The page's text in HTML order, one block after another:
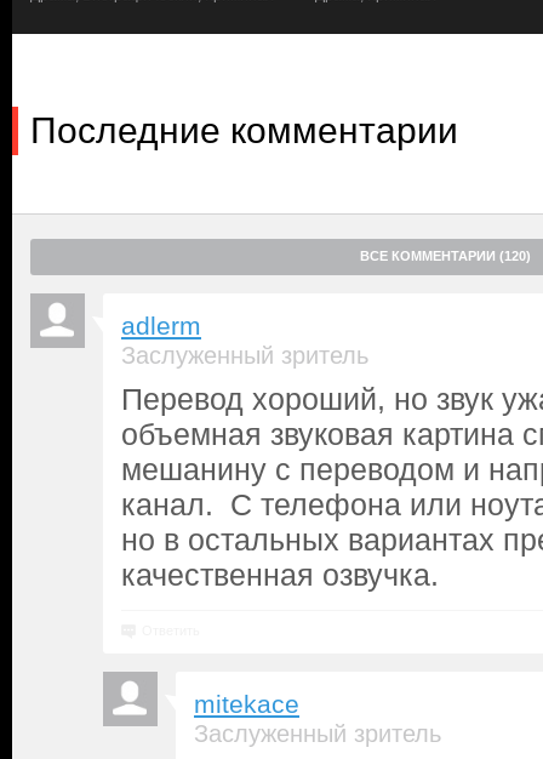
Последние комментарии
ВСЕ КОММЕНТАРИИ (120)
adlerm
Заслуженный зритель
Перевод хороший, но звук
объемная звуковая картина
мешанину с переводом и
канал. С телефона или
но в остальных вариантах
качественная озвучка.
mitekace
Заслуженный зритель